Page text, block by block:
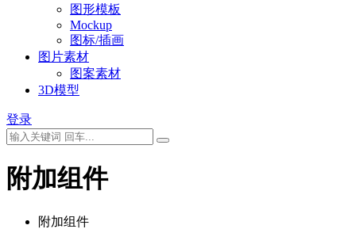
图形模板
Mockup
图标/插画
图片素材
图案素材
3D模型
登录
附加组件
附加组件